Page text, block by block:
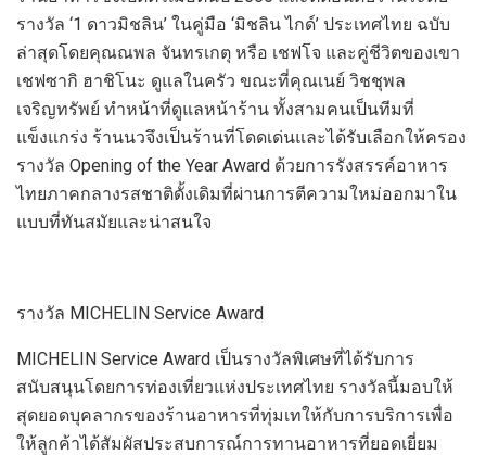
รางวัล ‘1 ดาวมิชลิน’ ในคู่มือ ‘มิชลินไกด์’ ประเทศไทย ฉบับ
ล่าสุดโดยคุณณพล จันทรเกตุ หรือ เชฟโจ และคู่ชีวิตของเขา
เชฟซากิ ฮาชิโนะ ดูแลในครัว ขณะที่คุณเนย์ วิชชุพล
เจริญทรัพย์ ทำหน้าที่ดูแลหน้าร้าน ทั้งสามคนเป็นทีมที่
แข็งแกร่ง ร้านนวจึงเป็นร้านที่โดดเด่นและได้รับเลือกให้ครอง
รางวัล Opening of the Year Award ด้วยการรังสรรค์อาหาร
ไทยภาคกลางรสชาติดั้งเดิมที่ผ่านการตีความใหม่ออกมาใน
แบบที่ทันสมัยและน่าสนใจ
รางวัล MICHELIN Service Award
MICHELIN Service Award เป็นรางวัลพิเศษที่ได้รับการ
สนับสนุนโดยการท่องเที่ยวแห่งประเทศไทย รางวัลนี้มอบให้
สุดยอดบุคลากรของร้านอาหารที่ทุ่มเทให้กับการบริการเพื่อ
ให้ลูกค้าได้สัมผัสประสบการณ์การทานอาหารที่ยอดเยี่ยม